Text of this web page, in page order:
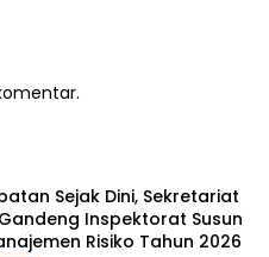
Sejak Dini, Sekretariat
Gandeng Inspektorat Susun
Risiko Tahun 2026